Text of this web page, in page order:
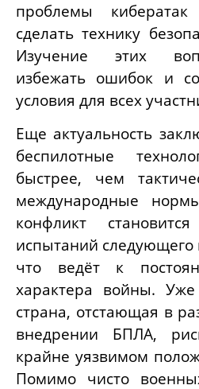
проблемы
сделать технику
Изучение этих
избежать ошибок и
условия для всех
Еще актуальность
беспилотные
быстрее, чем
международные
конфликт
испытаний следующего
что ведёт к
характера войны.
страна, отстающая в
внедрении БПЛА,
крайне уязвимом
Помимо чисто